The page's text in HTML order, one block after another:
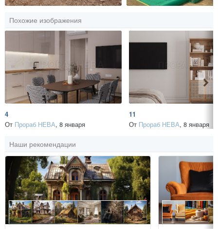
Похожие изображения
4
От Прораб НЕВА, 8 января
11
От Прораб НЕВА, 8 января
Наши рекомендации